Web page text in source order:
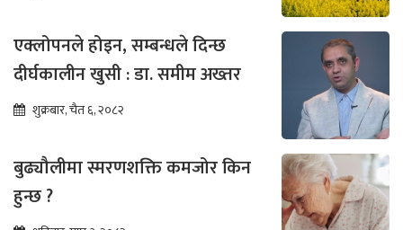
एक्लोपनले होइन, सम्बन्धले दिन्छ
दीर्घकालीन खुसी : डा. समीम अख्तर
शुक्रबार, चैत ६, २०८२
बुढ्यौलीमा स्मरणशक्ति कमजोर किन
हुन्छ ?